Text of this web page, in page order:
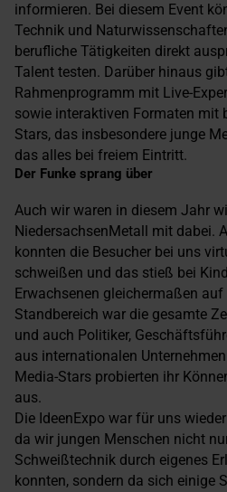
informieren. Bei diesem Event
Technik und
berufliche Tätigkeiten direkt
Talent testen. Darüber hinaus
Rahmenprogramm mit Live-
sowie interaktiven Formaten mit
Stars, das insbesondere junge
das alles bei freiem Eintritt.
Der Funke sprang über
Auch wir waren in diesem Jahr
NiedersachsenMetall mit dabei.
konnten die Besucher bei uns
schweißen und das stieß bei
Erwachsenen gleichermaßen
Standbereich war die gesamte
und auch Politiker,
aus internationalen
Media-Stars probierten ihr
aus.
Die IdeenExpo war für uns
da wir jungen Menschen nicht
Schweißtechnik durch eigenes
konnten, sondern da sich einige